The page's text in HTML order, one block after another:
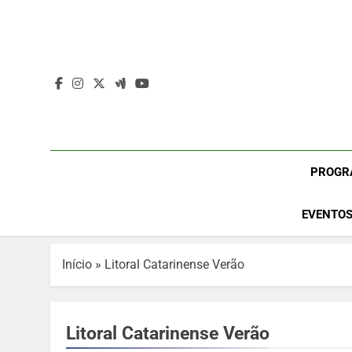
Início » Litoral Catarinense Verão
Litoral Catarinense Verão